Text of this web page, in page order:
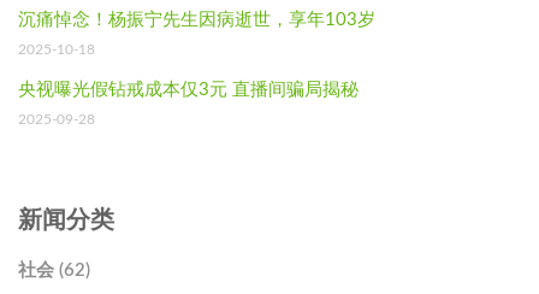
沉痛悼念！杨振宁先生因病逝世，享年103岁
2025-10-18
央视曝光假钻戒成本仅3元 直播间骗局揭秘
2025-09-28
新闻分类
社会 (62)